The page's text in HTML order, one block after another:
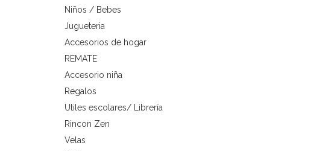
Niños / Bebes
Jugueteria
Accesorios de hogar
REMATE
Accesorio niña
Regalos
Utiles escolares/ Librería
Rincon Zen
Velas